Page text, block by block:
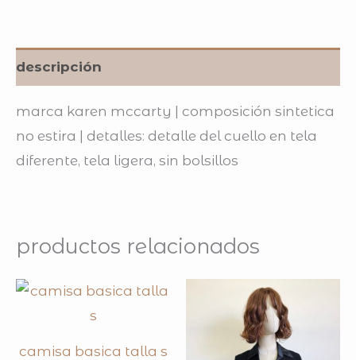
descripción
marca karen mccarty | composición sintetica
no estira | detalles: detalle del cuello en tela
diferente, tela ligera, sin bolsillos
productos relacionados
camisa basica talla s